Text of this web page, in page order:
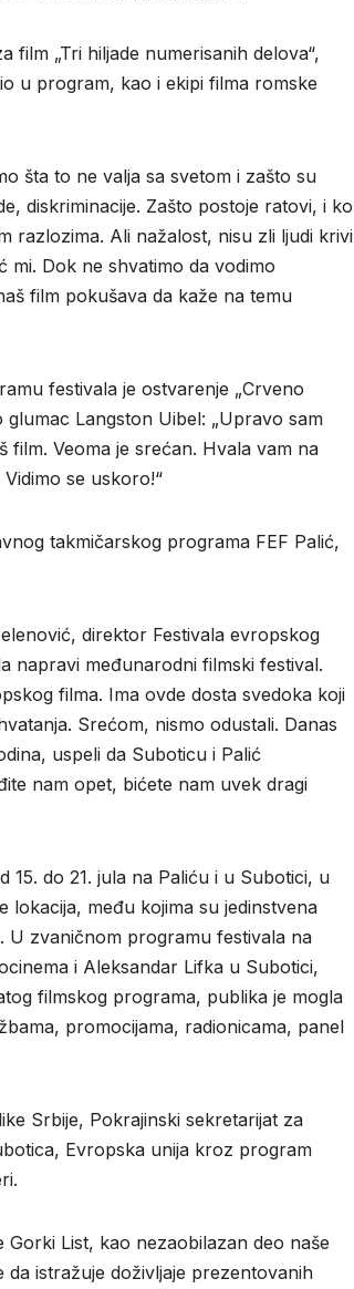
film „Tri hiljade numerisanih delova“,
u program, kao i ekipi filma romske
šta to ne valja sa svetom i zašto su
diskriminacije. Zašto postoje ratovi, i ko
razlozima. Ali nažalost, nisu zli ljudi krivi
mi. Dok ne shvatimo da vodimo
film pokušava da kaže na temu
festivala je ostvarenje „Crveno
Langston Uibel: „Upravo sam
film. Veoma je srećan. Hvala vam na
se uskoro!“
takmičarskog programa FEF Palić,
direktor Festivala evropskog
napravi međunarodni filmski festival.
filma. Ima ovde dosta svedoka koji
Srećom, nismo odustali. Danas
uspeli da Suboticu i Palić
nam opet, bićete nam uvek dragi
15. do 21. jula na Paliću i u Subotici, u
lokacija, među kojima su jedinstvena
U zvaničnom programu festivala na
i Aleksandar Lifka u Subotici,
filmskog programa, publika je mogla
promocijama, radionicama, panel
Srbije, Pokrajinski sekretarijat za
Evropska unija kroz program
List, kao nezaobilazan deo naše
istražuje doživljaje prezentovanih